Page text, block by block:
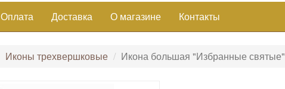
Оплата Доставка О магазине Контакты
Иконы трехвершковые Икона большая "Избранные святые"